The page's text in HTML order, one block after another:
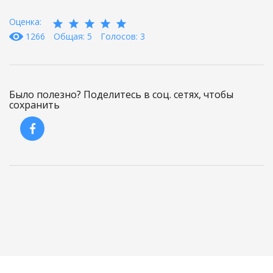
Оценка:
1266
Общая: 5 Голосов: 3
Было полезно? Поделитесь в соц. сетях, чтобы
сохранить